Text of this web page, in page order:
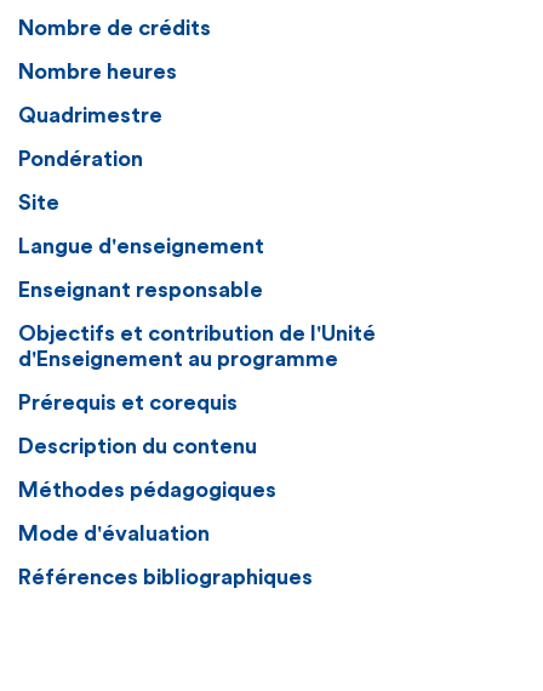
Nombre de crédits
Nombre heures
Quadrimestre
Pondération
Site
Langue d'enseignement
Enseignant responsable
Objectifs et contribution de l'Unité
d'Enseignement au programme
Prérequis et corequis
Description du contenu
Méthodes pédagogiques
Mode d'évaluation
Références bibliographiques